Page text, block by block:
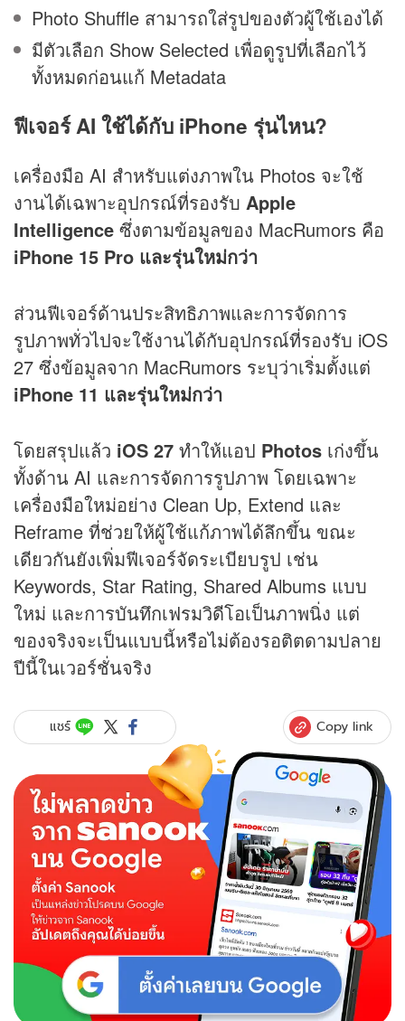
Photo Shuffle สามารถใส่รูปของตัวผู้ใช้เองได้
มีตัวเลือก Show Selected เพื่อดูรูปที่เลือกไว้
ทั้งหมดก่อนแก้ Metadata
ฟีเจอร์ AI ใช้ได้กับ iPhone รุ่นไหน?
เครื่องมือ AI สำหรับแต่งภาพใน Photos จะใช้
งานได้เฉพาะอุปกรณ์ที่รองรับ Apple
Intelligence ซึ่งตามข้อมูลของ MacRumors คือ
iPhone 15 Pro และรุ่นใหม่กว่า
ส่วนฟีเจอร์ด้านประสิทธิภาพและการจัดการ
รูปภาพทั่วไปจะใช้งานได้กับอุปกรณ์ที่รองรับ iOS
27 ซึ่งข้อมูลจาก MacRumors ระบุว่าเริ่มตั้งแต่
iPhone 11 และรุ่นใหม่กว่า
โดยสรุปแล้ว iOS 27 ทำให้แอป Photos เก่งขึ้น
ทั้งด้าน AI และการจัดการรูปภาพ โดยเฉพาะ
เครื่องมือใหม่อย่าง Clean Up, Extend และ
Reframe ที่ช่วยให้ผู้ใช้แก้ภาพได้ลึกขึ้น ขณะ
เดียวกันยังเพิ่มฟีเจอร์จัดระเบียบรูป เช่น
Keywords, Star Rating, Shared Albums แบบ
ใหม่ และการบันทึกเฟรมวิดีโอเป็นภาพนิ่ง แต่
ของจริงจะเป็นแบบนี้หรือไม่ต้องรอติตดามปลาย
ปีนี้ในเวอร์ชั่นจริง
แชร์ Copy link